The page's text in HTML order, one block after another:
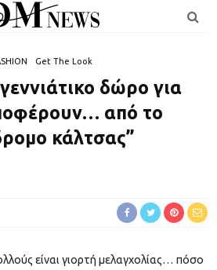
Get The Look
δώρο για
από το
κάλτσας”
είναι γιορτή μελαγχολίας… πόσο